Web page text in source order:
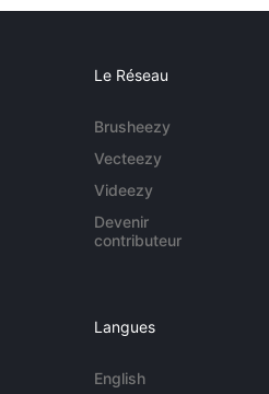
Le Réseau
Brusheezy
Vecteezy
Videezy
Devenir
contributeur
Langues
English